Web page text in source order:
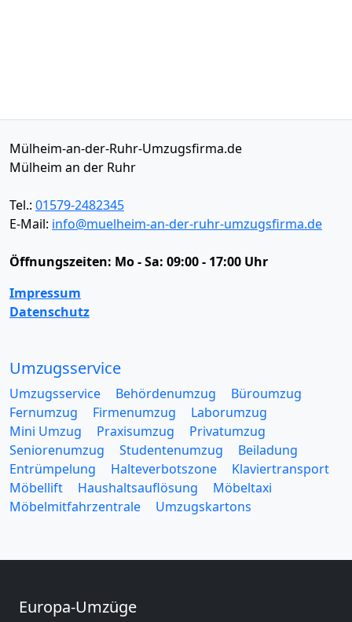
Mülheim-an-der-Ruhr-Umzugsfirma.de
Mülheim an der Ruhr
Tel.: 01579-2482345
E-Mail: info@muelheim-an-der-ruhr-umzugsfirma.de
Öffnungszeiten: Mo - Sa: 09:00 - 17:00 Uhr
Impressum
Datenschutz
Umzugsservice
Umzugsservice Behördenumzug
Büroumzug
Fernumzug
Firmenumzug
Laborumzug
Mini Umzug
Praxisumzug
Privatumzug
Seniorenumzug
Studentenumzug
Beiladung
Entrümpelung
Halteverbotszone
Klaviertransport
Möbellift
Haushaltsauflösung
Möbeltaxi
Möbelmitfahrzentrale
Umzugskartons
Europa-Umzüge